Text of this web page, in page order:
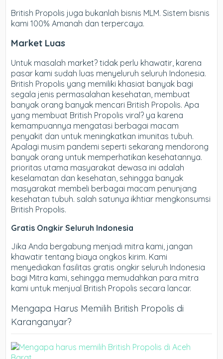
British Propolis juga bukanlah bisnis MLM. Sistem bisnis
kami 100% Amanah dan terpercaya.
Market Luas
Untuk masalah market? tidak perlu khawatir, karena
pasar kami sudah luas menyeluruh seluruh Indonesia.
British Propolis yang memiliki khasiat banyak bagi
segala jenis permasalahan kesehatan, membuat
banyak orang banyak mencari British Propolis. Apa
yang membuat British Propolis viral? ya karena
kemampuannya mengatasi berbagai macam
penyakit dan untuk meningkatkan imunitas tubuh.
Apalagi musim pandemi seperti sekarang mendorong
banyak orang untuk memperhatikan kesehatannya.
prioritas utama masyarakat dewasa ini adalah
keselamatan dan kesehatan, sehingga banyak
masyarakat membeli berbagai macam penunjang
kesehatan tubuh. salah satunya ikhtiar mengkonsumsi
British Propolis.
Gratis Ongkir Seluruh Indonesia
Jika Anda bergabung menjadi mitra kami, jangan
khawatir tentang biaya ongkos kirim. Kami
menyediakan fasilitas gratis ongkir seluruh Indonesia
bagi Mitra kami, sehingga memudahkan para mitra
kami untuk menjual British Propolis secara lancar.
Mengapa Harus Memilih British Propolis di
Karanganyar?